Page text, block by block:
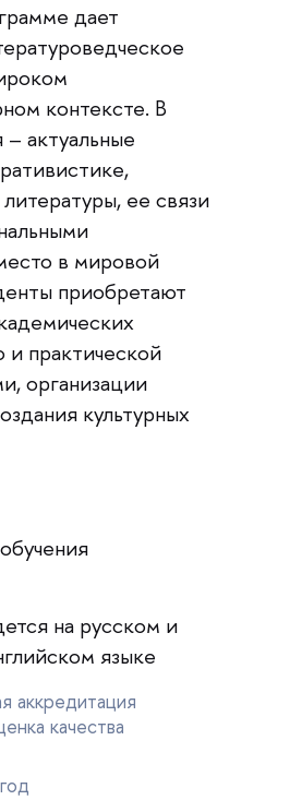
дает
контексте. В
актуальные
ее связи
в мировой
приобретают
и практической
организации
культурных
на русском и
языке
аккредитация
качества